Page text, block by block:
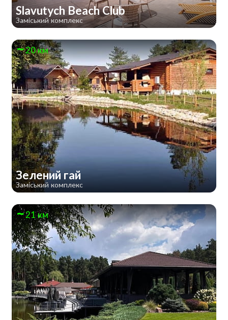
Slavutych Beach Club
Заміський комплекс
20 км
Зелений гай
Заміський комплекс
21 км